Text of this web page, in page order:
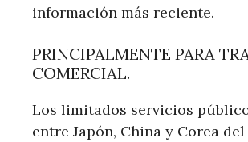
información más reciente.
PRINCIPALMENTE PARA
COMERCIAL.
Los limitados servicios
entre Japón, China y Corea